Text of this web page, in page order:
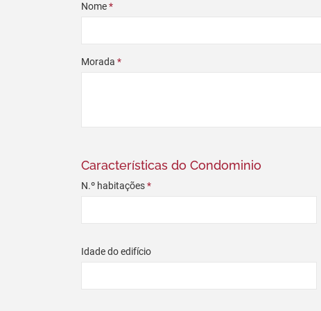
Nome*
Morada *
Características do Condominio
N.º habitações*
Idade do edifício